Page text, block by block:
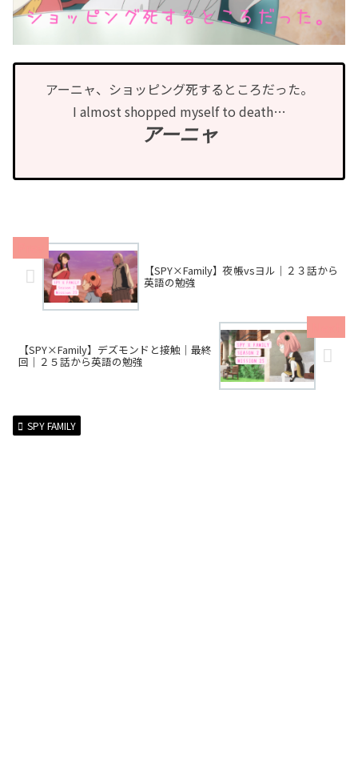
アーニャ、ショッピング死するところだった。
I almost shopped myself to death…
アーニャ
【SPY×Family】夜帳vsヨル｜２３話から
英語の勉強
【SPY×Family】デズモンドと接触｜最終
回｜２５話から英語の勉強
SPY FAMILY